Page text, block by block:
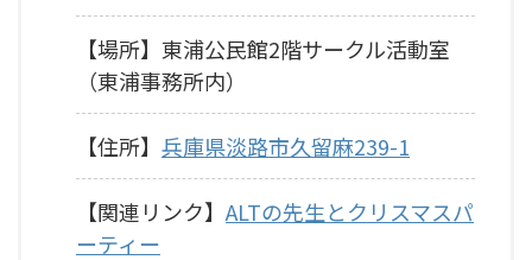
【場所】東浦公民館2階サークル活動室
（東浦事務所内）
【住所】 兵庫県淡路市久留麻239-1
【関連リンク】 ALTの先生とクリスマスパ
ーティー